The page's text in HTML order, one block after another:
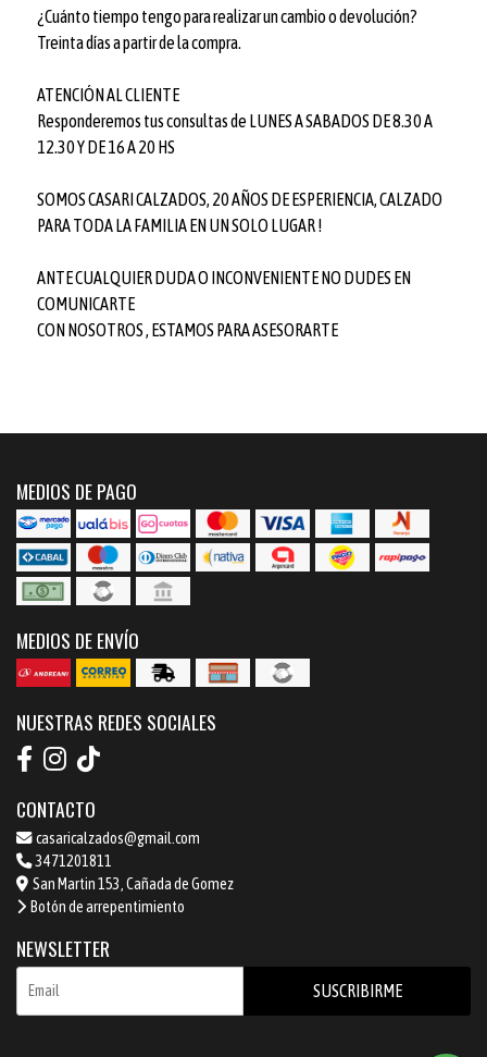
¿Cuánto tiempo tengo para realizar un cambio o devolución?
Treinta días a partir de la compra.
ATENCIÓN AL CLIENTE
Responderemos tus consultas de LUNES A SABADOS DE 8.30 A
12.30 Y DE 16 A 20 HS
SOMOS CASARI CALZADOS, 20 AÑOS DE ESPERIENCIA, CALZADO
PARA TODA LA FAMILIA EN UN SOLO LUGAR !
ANTE CUALQUIER DUDA O INCONVENIENTE NO DUDES EN
COMUNICARTE
CON NOSOTROS , ESTAMOS PARA ASESORARTE
MEDIOS DE PAGO
MEDIOS DE ENVÍO
NUESTRAS REDES SOCIALES
CONTACTO
casaricalzados@gmail.com
3471201811
San Martin 153, Cañada de Gomez
Botón de arrepentimiento
NEWSLETTER
SUSCRIBIRME